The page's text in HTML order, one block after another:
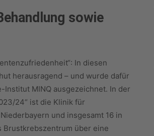
sowie
In diesen
herausragend – und wurde dafür
MINQ ausgezeichnet. In der
24“ ist die Klinik für
und insgesamt 16 in
Brustkrebszentrum über eine